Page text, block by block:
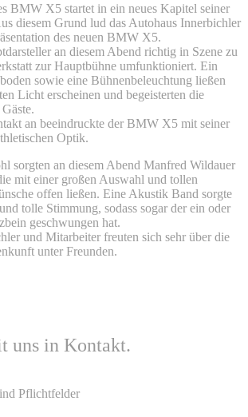
BMW X5 startet in ein neues Kapitel seiner
diesem Grund lud das Autohaus Innerbichler
des neuen BMW X5.
an diesem Abend richtig in Szene zu
zur Hauptbühne umfunktioniert. Ein
sowie eine Bühnenbeleuchtung ließen
Licht erscheinen und begeisterten die
an beeindruckte der BMW X5 mit seiner
Optik.
sorgten an diesem Abend Manfred Wildauer
mit einer großen Auswahl und tollen
offen ließen. Eine Akustik Band sorgte
tolle Stimmung, sodass sogar der ein oder
geschwungen hat.
und Mitarbeiter freuten sich sehr über die
unter Freunden.
uns in Kontakt.
Pflichtfelder